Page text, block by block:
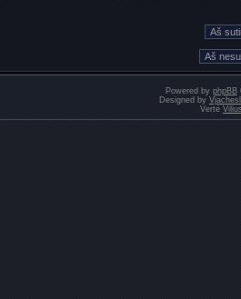
Powered by phpBB
Designed by
Vertė